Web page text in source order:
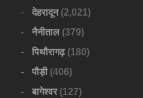
देहरादून(2,021)
नैनीताल(379)
पिथौरागढ़(180)
पौड़ी(406)
बागेश्वर(127)